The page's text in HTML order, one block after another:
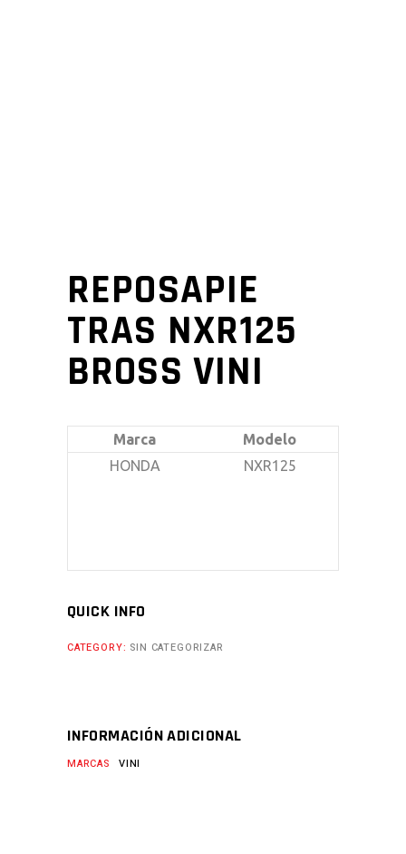
REPOSAPIE
TRAS NXR125
BROSS VINI
Marca
Modelo
HONDA
NXR125
QUICK INFO
CATEGORY: SIN CATEGORIZAR
INFORMACIÓN ADICIONAL
MARCAS VINI